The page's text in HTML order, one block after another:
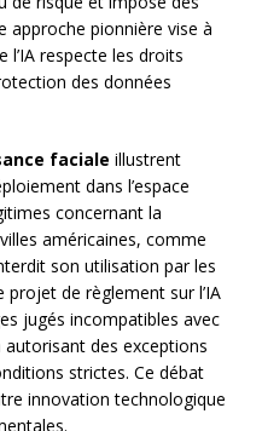
approche pionnière vise à
l’IA respecte les droits
des données
faciale illustrent
dans l’espace
concernant la
américaines, comme
son utilisation par les
projet de règlement sur l’IA
jugés incompatibles avec
des exceptions
strictes. Ce débat
innovation technologique